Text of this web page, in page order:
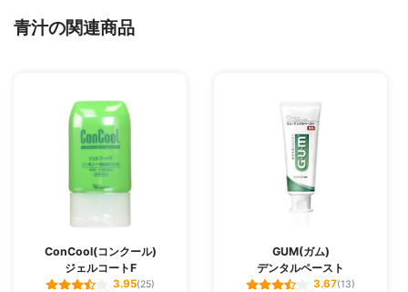
青汁の関連商品
ConCool(コンクール)
ジェルコートF
3.95(25)
GUM(ガム)
デンタルペースト
3.67(13)